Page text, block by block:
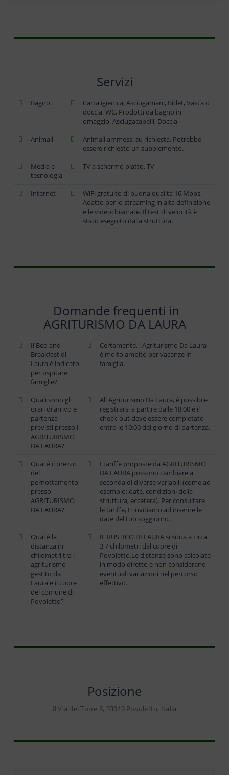
Servizi
Bagno
Carta igienica, Asciugamani, Bidet, Vasca o
doccia, WC, Prodotti da bagno in
omaggio, Asciugacapelli, Doccia
Animali
Animali ammessi su richiesta. Potrebbe
essere richiesto un supplemento.
Media e
tecnologia
TV a schermo piatto, TV
Internet
WiFi gratuito di buona qualità 16 Mbps.
Adatto per lo streaming in alta definizione
e le videochiamate. Il test di velocità è
stato eseguito dalla struttura.
Domande frequenti in
AGRITURISMO DA LAURA
Il Bed and
Breakfast di
Laura è indicato
per ospitare
famiglie?
Certamente, l Agriturismo Da Laura
è molto ambito per vacanze in
famiglia.
Quali sono gli
orari di arrivo e
partenza
previsti presso l
AGRITURISMO
DA LAURA?
All Agriturismo Da Laura, è possibile
registrarsi a partire dalle 18:00 e il
check-out deve essere completato
entro le 10:00 del giorno di partenza.
Qual è il prezzo
del
pernottamento
presso
AGRITURISMO
DA LAURA?
I tariffe proposte da AGRITURISMO
DA LAURA possono cambiare a
seconda di diverse variabili (come ad
esempio: date, condizioni della
struttura, eccetera). Per consultare
le tariffe, ti invitiamo ad inserire le
date del tuo soggiorno.
Qual è la
distanza in
chilometri tra l
agriturismo
gestito da
Laura e il cuore
del comune di
Povoletto?
IL RUSTICO DI LAURA si situa a circa
3,7 chilometri dal cuore di
Povoletto.Le distanze sono calcolate
in modo diretto e non considerano
eventuali variazioni nel percorso
effettivo.
Posizione
8 Via del Torre 8, 33040 Povoletto, Italia